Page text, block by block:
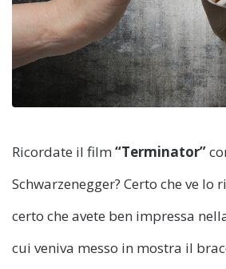
Ricordate il film “Terminator”
Schwarzenegger? Certo che ve lo
certo che avete ben impressa
cui veniva messo in mostra il